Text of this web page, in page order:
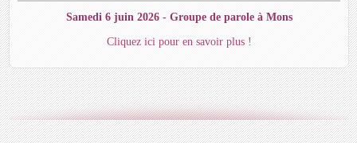
Samedi 6 juin 2026 - Groupe de parole à Mons
Cliquez ici pour en savoir plus !